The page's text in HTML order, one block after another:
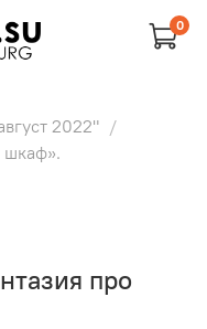
0
2022"
шкаф».
про